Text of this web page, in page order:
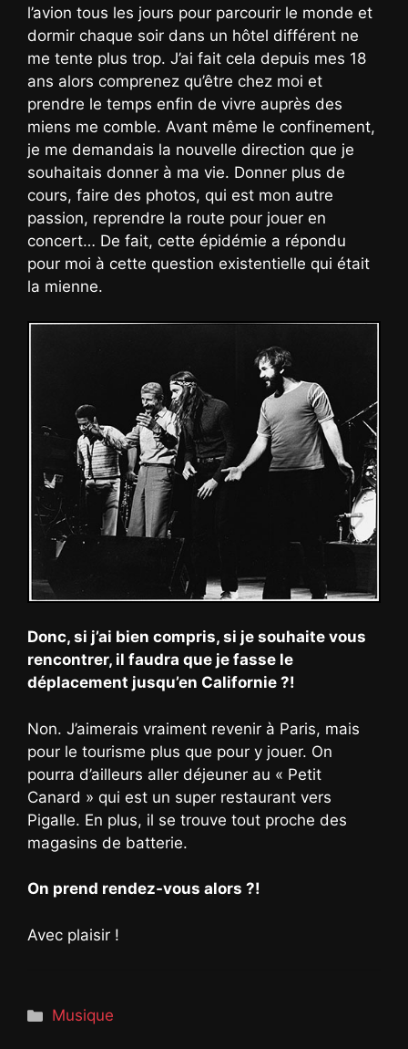
l’avion tous les jours pour parcourir le monde et
dormir chaque soir dans un hôtel différent ne
me tente plus trop. J’ai fait cela depuis mes 18
ans alors comprenez qu’être chez moi et
prendre le temps enfin de vivre auprès des
miens me comble. Avant même le confinement,
je me demandais la nouvelle direction que je
souhaitais donner à ma vie. Donner plus de
cours, faire des photos, qui est mon autre
passion, reprendre la route pour jouer en
concert… De fait, cette épidémie a répondu
pour moi à cette question existentielle qui était
la mienne.
Donc, si j’ai bien compris, si je souhaite vous
rencontrer, il faudra que je fasse le
déplacement jusqu’en Californie ?!
Non. J’aimerais vraiment revenir à Paris, mais
pour le tourisme plus que pour y jouer. On
pourra d’ailleurs aller déjeuner au « Petit
Canard » qui est un super restaurant vers
Pigalle. En plus, il se trouve tout proche des
magasins de batterie.
On prend rendez-vous alors ?!
Avec plaisir !
Catégories
Musique